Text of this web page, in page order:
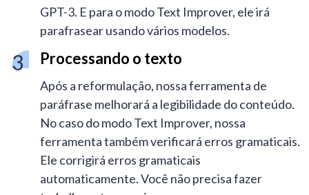
GPT-3. E para o modo Text Improver, ele irá
parafrasear usando vários modelos.
Processando o texto
Após a reformulação, nossa ferramenta de
paráfrase melhorará a legibilidade do conteúdo.
No caso do modo Text Improver, nossa
ferramenta também verificará erros gramaticais.
Ele corrigirá erros gramaticais
automaticamente. Você não precisa fazer